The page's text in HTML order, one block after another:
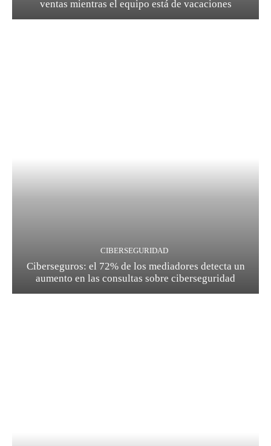
ventas mientras el equipo está de vacaciones
CIBERSEGURIDAD
Ciberseguros: el 72% de los mediadores detecta un
aumento en las consultas sobre ciberseguridad